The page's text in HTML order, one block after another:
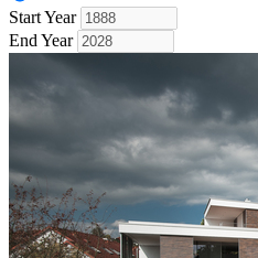
Start Year
End Year